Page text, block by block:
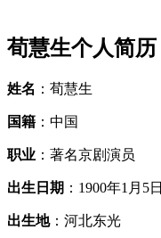
荀慧生个人简历
姓名 ：荀慧生
国籍 ：中国
职业 ：著名京剧演员
出生日期 ：1900年1月5日
出生地：河北东光